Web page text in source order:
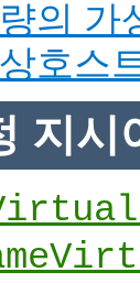
의 가
호스
지시